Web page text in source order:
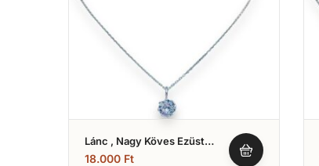
Lánc , Nagy Köves Ezüst
(Nr.9)
18.000 Ft